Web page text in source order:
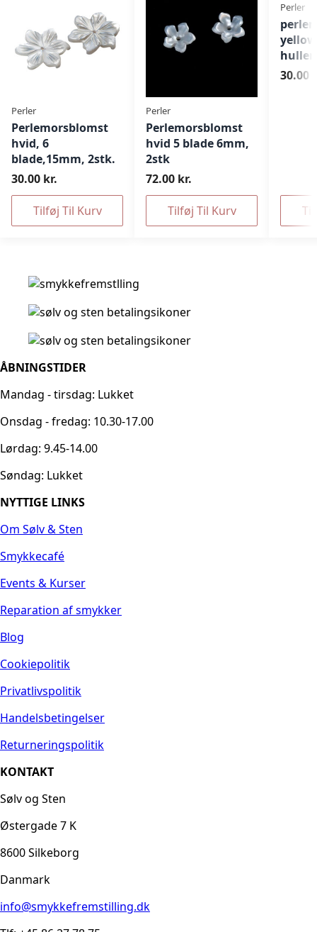
Perler
Perlemorsblomst
hvid, 6
blade,15mm, 2stk.
30.00 kr.
Tilføj Til Kurv
Perler
Perlemorsblomst
hvid 5 blade 6mm,
2stk
72.00 kr.
Tilføj Til Kurv
Perler
huller
30.00
ÅBNINGSTIDER
Mandag - tirsdag: Lukket
Onsdag - fredag: 10.30-17.00
Lørdag: 9.45-14.00
Søndag: Lukket
NYTTIGE LINKS
Om Sølv & Sten
Smykkecafé
Events & Kurser
Reparation af smykker
Blog
Cookiepolitik
Privatlivspolitik
Handelsbetingelser
Returneringspolitik
KONTAKT
Sølv og Sten
Østergade 7 K
8600 Silkeborg
Danmark
info@smykkefremstilling.dk